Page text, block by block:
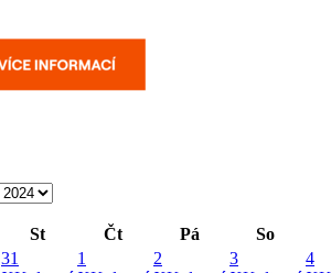
St Čt Pá
So
31
1
2
3
4